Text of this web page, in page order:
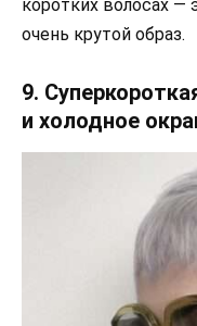
коротких волосах —
очень крутой образ.
9.
и холодное